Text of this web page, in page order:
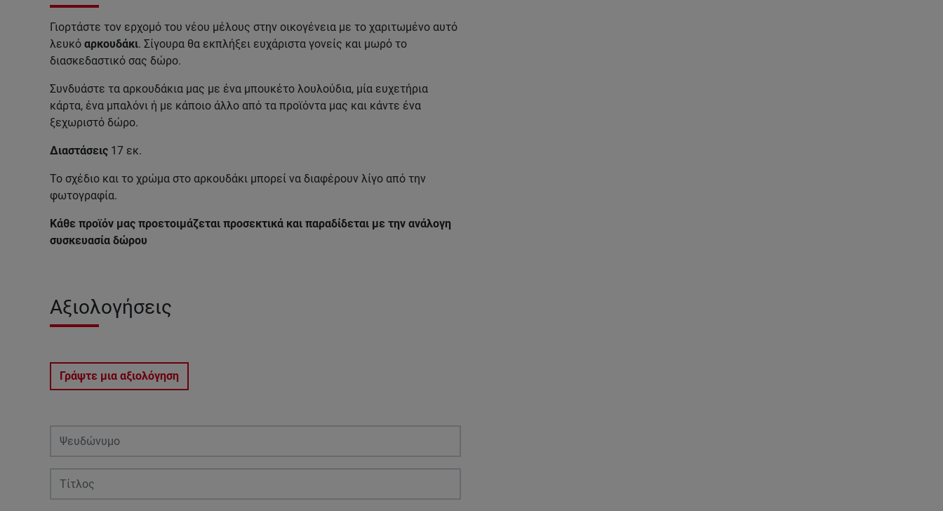
Γιορτάστε τον ερχομό του νέου μέλους στην οικογένεια με το χαριτωμένο αυτό
λευκό αρκουδάκι. Σίγουρα θα εκπλήξει ευχάριστα γονείς και μωρό το
διασκεδαστικό σας δώρο.
Συνδυάστε τα αρκουδάκια μας με ένα μπουκέτο λουλούδια, μία ευχετήρια
κάρτα, ένα μπαλόνι ή με κάποιο άλλο από τα προϊόντα μας και κάντε ένα
ξεχωριστό δώρο.
Διαστάσεις 17 εκ.
Το σχέδιο και το χρώμα στο αρκουδάκι μπορεί να διαφέρουν λίγο από την
φωτογραφία.
Κάθε προϊόν μας προετοιμάζεται προσεκτικά και παραδίδεται με την ανάλογη
συσκευασία δώρου
Αξιολογήσεις
Γράψτε μια αξιολόγηση